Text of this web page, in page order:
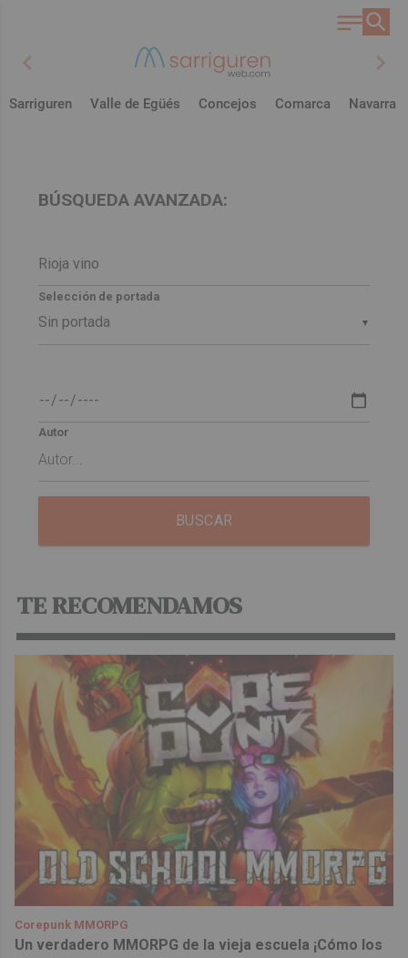
chevron_left chevron_right
Sarriguren Valle de Egüés Concejos Comarca Navarra
BÚSQUEDA AVANZADA:
▼
Selección de portada
Autor
BUSCAR
TE RECOMENDAMOS
Corepunk MMORPG
Un verdadero MMORPG de la vieja escuela ¡Cómo los